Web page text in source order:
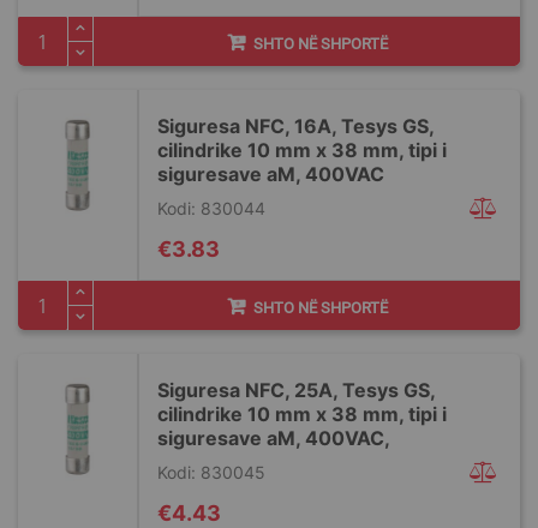
SHTO NË SHPORTË
Siguresa NFC, 16A, Tesys GS,
cilindrike 10 mm x 38 mm, tipi i
siguresave aM, 400VAC
Kodi: 830044
€3.83
SHTO NË SHPORTË
Siguresa NFC, 25A, Tesys GS,
cilindrike 10 mm x 38 mm, tipi i
siguresave aM, 400VAC,
Kodi: 830045
€4.43